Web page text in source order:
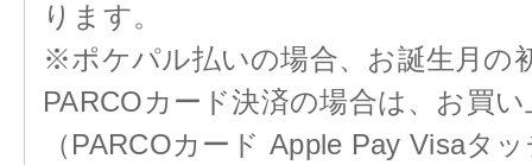
ります。
※ポケパル払いの場合、お誕生月の
PARCOカード決済の場合は、お買
（PARCOカード Apple Pay Visaタ